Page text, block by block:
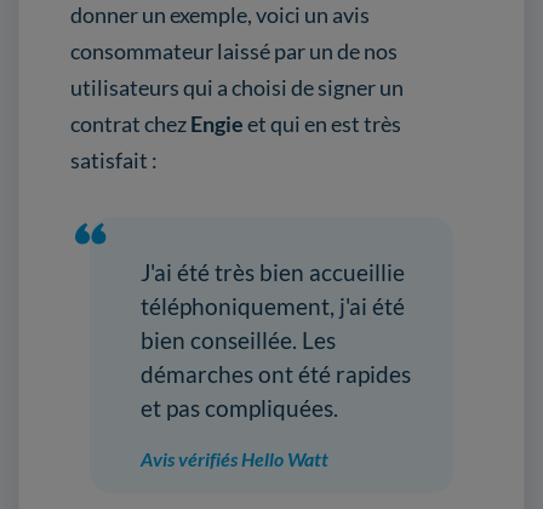
donner un exemple, voici un avis
consommateur laissé par un de nos
utilisateurs qui a choisi de signer un
contrat chezEngieet qui en est très
satisfait :
J'ai été très bien accueillie
téléphoniquement, j'ai été
bien conseillée. Les
démarches ont été rapides
et pas compliquées.
Avis vérifiés Hello Watt